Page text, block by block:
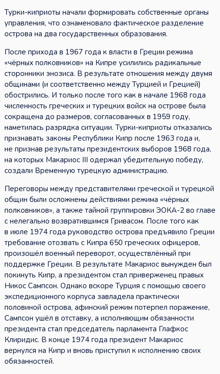
Турки-киприоты начали формировать собственные органы
управления, что ознаменовало фактическое разделение
острова на два государственных образования.
После прихода в 1967 года к власти в Греции режима
«чёрных полковников» на Кипре усилились радикальные
сторонники энозиса. В результате отношения между двумя
общинами (и соответственно между Турцией и Грецией)
обострились. И только после того как в начале 1968 года
численность греческих и турецких войск на острове была
сокращена до размеров, согласованных в 1959 году,
наметилась разрядка ситуации. Турки-киприоты отказались
признавать законы Республики Кипр после 1963 года и,
не признав результаты президентских выборов 1968 года,
на которых Макариос III одержал убедительную победу,
создали Временную турецкую администрацию.
Переговоры между представителями греческой и турецкой
общин были осложнены действиями режима «чёрных
полковников», а также тайной группировки ЭОКА-2 во главе
с нелегально возвратившимся Гривасом. После того как
в июле 1974 года руководство острова предъявило Греции
требование отозвать с Кипра 650 греческих офицеров,
произошёл военный переворот, осуществлённый при
поддержке Греции. В результате Макариос вынужден был
покинуть Кипр, а президентом стал приверженец правых
Никос Сампсон. Однако вскоре Турция с помощью своего
экспедиционного корпуса завладела практически
половиной острова, афинский режим потерпел поражение,
Сампсон ушёл в отставку, а исполняющим обязанности
президента стал председатель парламента Глафкос
Клиридис. В конце 1974 года президент Макариос
вернулся на Кипр и вновь приступил к исполнению своих
обязанностей.